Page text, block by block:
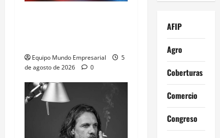
Equipo Mundo Empresarial
5
de agosto de 2026
0
AFIP
Agro
Coberturas
Comercio
Congreso